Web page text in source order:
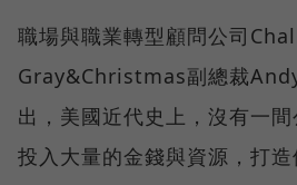
職場與職業轉型顧問公司
Gray&Christmas副總裁
出，美國近代史上，沒有一
投入大量的金錢與資源，打